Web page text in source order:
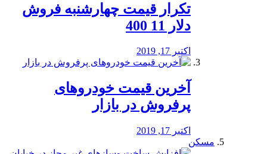
تکرار قیمت چهارشنبه فروش
دلار 11 400
اکتبر 17, 2019
آخرین قیمت خودرو‌های
پرفروش در بازار
اکتبر 17, 2019
مسکن